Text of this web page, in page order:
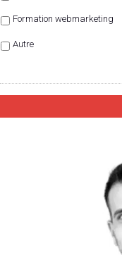
Formation webmarketing
Autre